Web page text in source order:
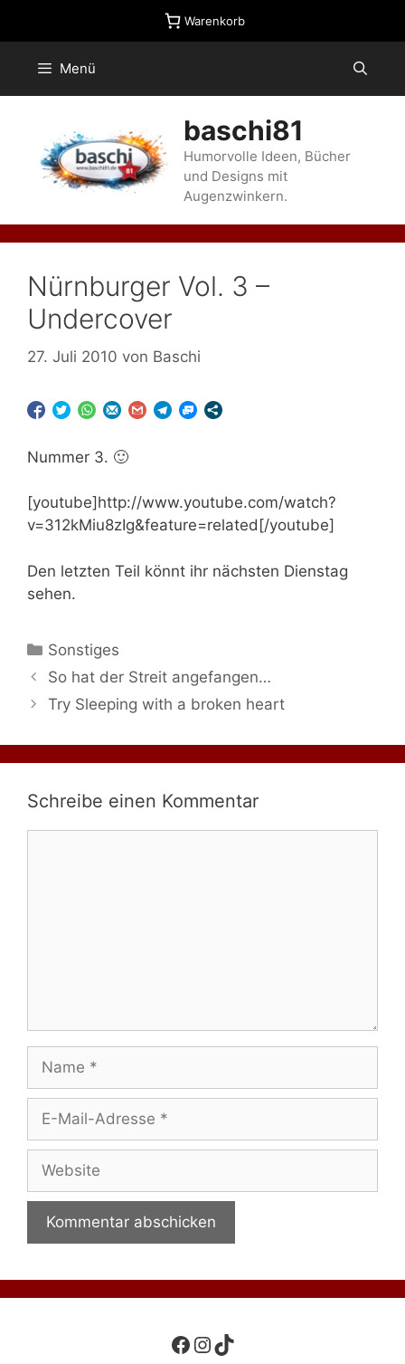
Warenkorb
Menü
baschi81
Humorvolle Ideen, Bücher
und Designs mit
Augenzwinkern.
Nürnburger Vol. 3 –
Undercover
27. Juli 2010 von Baschi
Nummer 3. 🙂
[youtube]http://www.youtube.com/watch?
v=312kMiu8zIg&feature=related[/youtube]
Den letzten Teil könnt ihr nächsten Dienstag
sehen.
Kategorien
Sonstiges
So hat der Streit angefangen…
Try Sleeping with a broken heart
Schreibe einen Kommentar
Mail-
Adresse
Facebook
Instagram
TikTok